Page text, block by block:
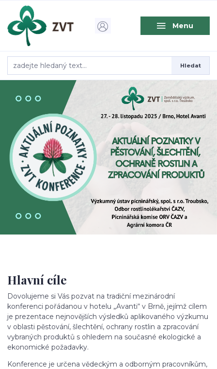
Menu
Hledat
Hlavní cíle
Dovolujeme si Vás pozvat na tradiční mezinárodní
konferenci pořádanou v hotelu „Avanti“ v Brně, jejímž cílem
je prezentace nejnovějších výsledků aplikovaného výzkumu
v oblasti pěstování, šlechtění, ochrany rostlin a zpracování
vybraných produktů s ohledem na současné ekologické a
ekonomické požadavky.
Konference je určena vědeckým a odborným pracovníkům,